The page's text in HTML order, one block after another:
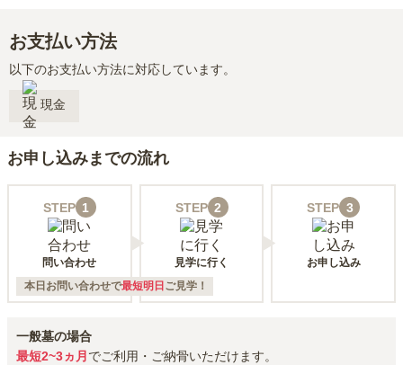
お支払い方法
以下のお支払い方法に対応しています。
現金
お申し込みまでの流れ
STEP 1
問い合わせ
STEP 2
見学に行く
STEP 3
お申し込み
本日お問い合わせで最短明日 ご見学！
一般墓の場合
最短2~3ヵ月 でご利用・ご納骨いただけます。